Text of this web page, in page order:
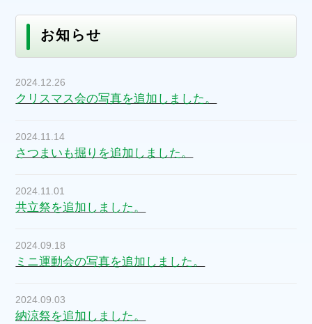
お知らせ
2024.12.26
クリスマス会の写真を追加しました。
2024.11.14
さつまいも掘りを追加しました。
2024.11.01
共立祭を追加しました。
2024.09.18
ミニ運動会の写真を追加しました。
2024.09.03
納涼祭を追加しました。